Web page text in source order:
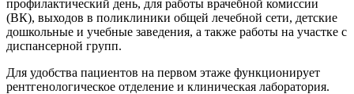
профилактический день, для работы врачебной комиссии
(ВК), выходов в поликлиники общей лечебной сети, детские
дошкольные и учебные заведения, а также работы на участке с
диспансерной групп.
Для удобства пациентов на первом этаже функционирует
рентгенологическое отделение и клиническая лаборатория.